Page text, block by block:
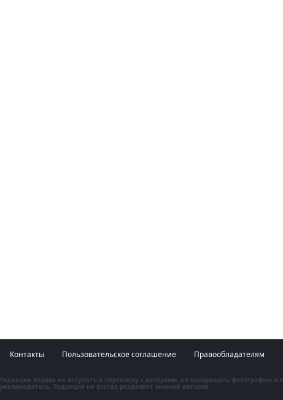
Контакты Пользовательское соглашение Правообладателям
Редакция вправе не вступать в переписку с авторами, не возвращать фотографии
рекламодатель. Редакция не всегда разделяет мнение авторов.